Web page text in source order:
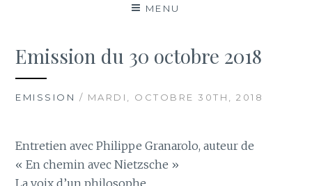
MENU
Emission du 30 octobre 2018
EMISSION / MARDI, OCTOBRE 30TH, 2018
Entretien avec Philippe Granarolo, auteur de
« En chemin avec Nietzsche »
La voix d’un philosophe